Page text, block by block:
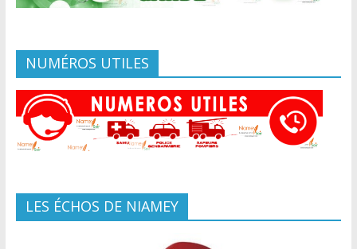
NUMÉROS UTILES
LES ÉCHOS DE NIAMEY